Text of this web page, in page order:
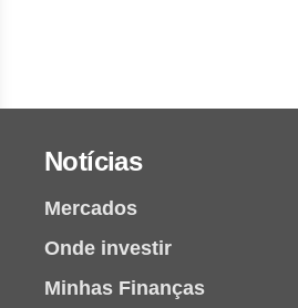
Notícias
Mercados
Onde investir
Minhas Finanças